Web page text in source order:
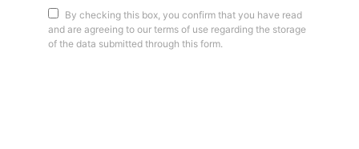
By checking this box, you confirm that you have read
and are agreeing to our terms of use regarding the storage
of the data submitted through this form.